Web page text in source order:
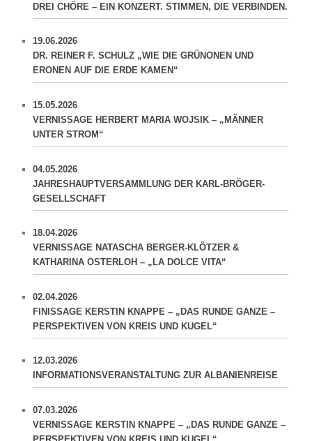
DREI CHÖRE – EIN KONZERT. STIMMEN, DIE VERBINDEN.
19.06.2026
DR. REINER F. SCHULZ „WIE DIE GRÜNONEN UND
ERONEN AUF DIE ERDE KAMEN“
15.05.2026
VERNISSAGE HERBERT MARIA WOJSIK – „MÄNNER
UNTER STROM“
04.05.2026
JAHRESHAUPTVERSAMMLUNG DER KARL-BRÖGER-
GESELLSCHAFT
18.04.2026
VERNISSAGE NATASCHA BERGER-KLÖTZER &
KATHARINA OSTERLOH – „LA DOLCE VITA“
02.04.2026
FINISSAGE KERSTIN KNAPPE – „DAS RUNDE GANZE –
PERSPEKTIVEN VON KREIS UND KUGEL“
12.03.2026
INFORMATIONSVERANSTALTUNG ZUR ALBANIENREISE
07.03.2026
VERNISSAGE KERSTIN KNAPPE – „DAS RUNDE GANZE –